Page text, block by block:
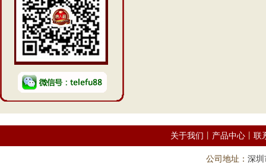
关于我们 产品中心 联
公司地址： 深圳